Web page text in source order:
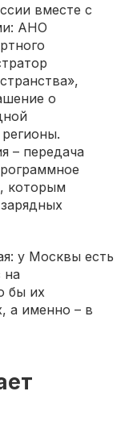
вместе с
АНО
о
– передача
которым
у Москвы есть
на
бы их
а именно – в